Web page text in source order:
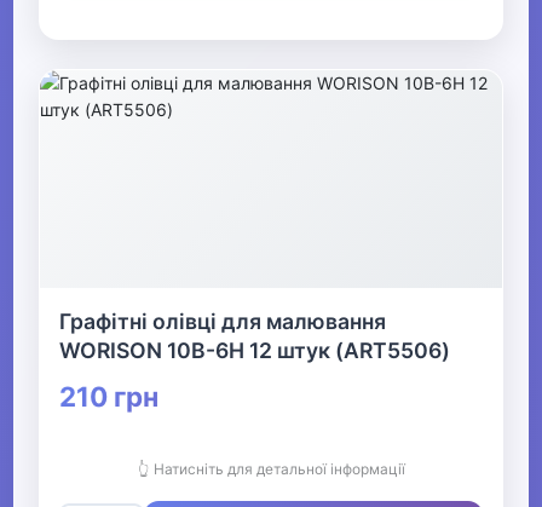
Графітні олівці для малювання
WORISON 10В-6Н 12 штук (ART5506)
210 грн
👆 Натисніть для детальної інформації